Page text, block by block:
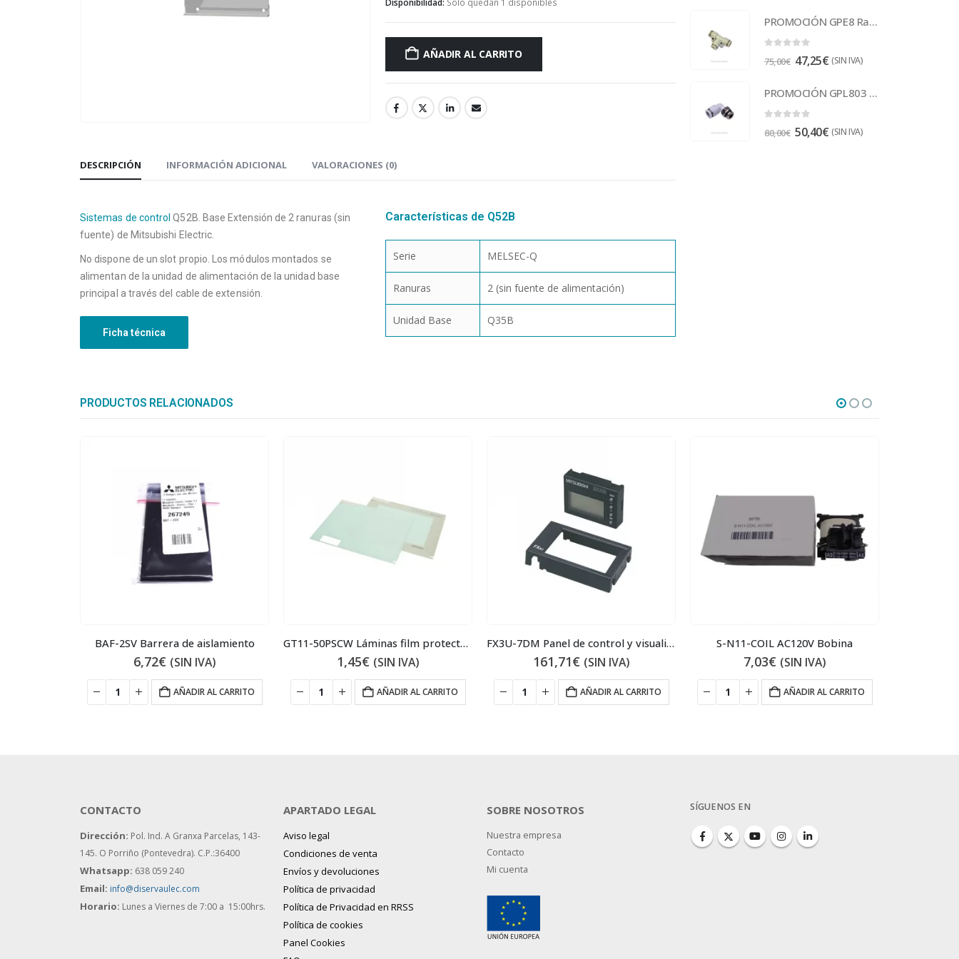
Disponibilidad: Solo quedan 1 disponibles
AÑADIR AL CARRITO
DESCRIPCIÓN INFORMACIÓN ADICIONAL VALORACIONES (0)
Sistemas de control Q52B. Base Extensión de 2 ranuras (sin
fuente) de Mitsubishi Electric.
No dispone de un slot propio. Los módulos montados se
alimentan de la unidad de alimentación de la unidad base
principal a través del cable de extensión.
Ficha técnica
Características de Q52B
Serie MELSEC-Q
Ranuras 2 (sin fuente de alimentación)
Unidad Base Q35B
PROMOCIÓN GPE8 Racor
75,00€ 47,25€ (SIN IVA)
PROMOCIÓN GPL803 Racor
80,00€ 50,40€ (SIN IVA)
PRODUCTOS RELACIONADOS
BAF-2SV Barrera de aislamiento
6,72€ (SIN IVA)
AÑADIR AL CARRITO
GT11-50PSCW Láminas film protector GT1000
1,45€ (SIN IVA)
AÑADIR AL CARRITO
FX3U-7DM Panel de control y visualización
161,71€ (SIN IVA)
AÑADIR AL CARRITO
S-N11-COIL AC120V Bobina
7,03€ (SIN IVA)
AÑADIR AL CARRITO
CONTACTO
Dirección: Pol. Ind. A Granxa Parcelas, 143-
145. O Porriño (Pontevedra). C.P.:36400
Whatsapp: 638 059 240
Email: info@diservaulec.com
Horario: Lunes a Viernes de 7:00 a 15:00hrs.
APARTADO LEGAL
Aviso legal
Condiciones de venta
Envíos y devoluciones
Política de privacidad
Política de Privacidad en RRSS
Política de cookies
Panel Cookies
SOBRE NOSOTROS
Nuestra empresa
Contacto
Mi cuenta
SÍGUENOS EN